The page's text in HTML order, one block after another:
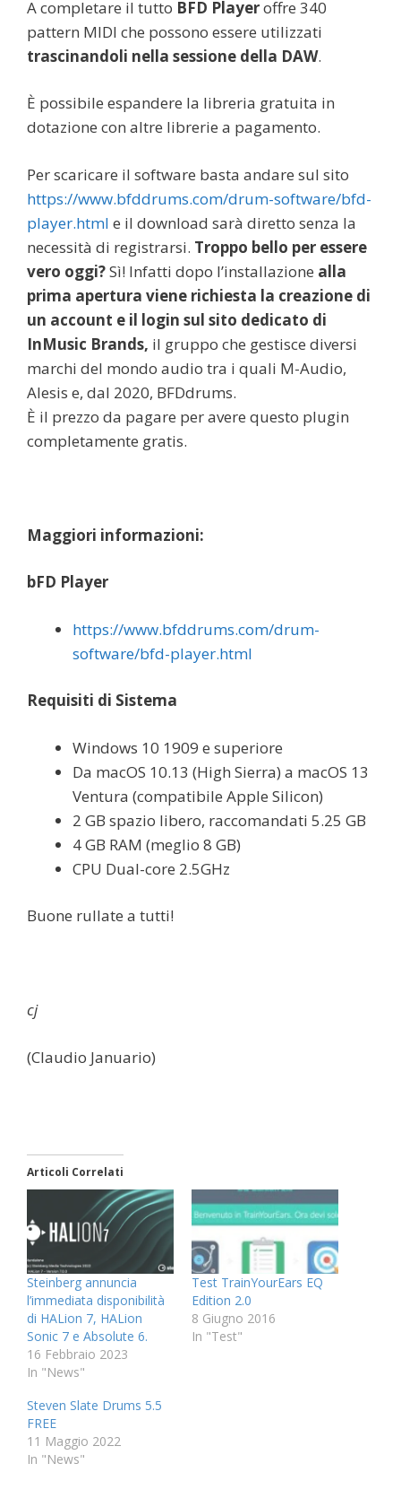
A completare il tutto BFD Playeroffre 340
pattern MIDI che possono essere utilizzati
trascinandoli nella sessione della DAW.
È possibile espandere la libreria gratuita in
dotazione con altre librerie a pagamento.
Per scaricare il software basta andare sul sito
https://www.bfddrums.com/drum-software/bfd-
player.html e il download sarà diretto senza la
necessità di registrarsi. Troppo bello per essere
vero oggi?Sì! Infatti dopo l’installazione alla
prima apertura viene richiesta la creazione di
un account e il login sul sito dedicato di
InMusic Brands, il gruppo che gestisce diversi
marchi del mondo audio tra i quali M-Audio,
Alesis e, dal 2020, BFDdrums.
È il prezzo da pagare per avere questo plugin
completamente gratis.
Maggiori informazioni:
bFD Player
https://www.bfddrums.com/drum-
software/bfd-player.html
Requisiti di Sistema
Windows 10 1909 e superiore
Da macOS 10.13 (High Sierra) a macOS 13
Ventura (compatibile Apple Silicon)
2 GB spazio libero, raccomandati 5.25 GB
4 GB RAM (meglio 8 GB)
CPU Dual-core 2.5GHz
Buone rullate a tutti!
cj
(Claudio Januario)
Articoli Correlati
Steinberg annuncia
l’immediata disponibilità
di HALion 7, HALion
Sonic 7 e Absolute 6.
16 Febbraio 2023
In "News"
Test TrainYourEars EQ
Edition 2.0
8 Giugno 2016
In "Test"
Steven Slate Drums 5.5
FREE
11 Maggio 2022
In "News"